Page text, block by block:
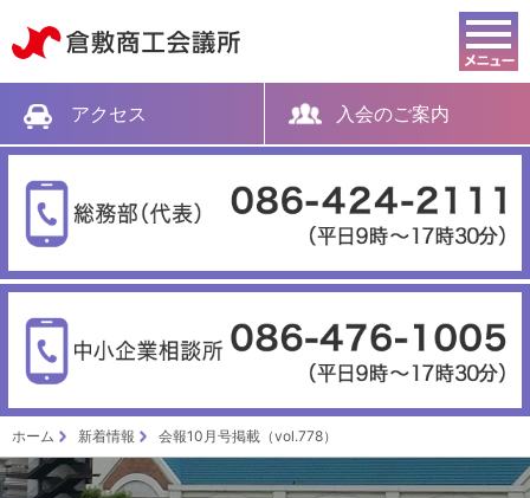
アクセス 入会のご案内
ホーム 新着情報 会報10月号掲載（vol.778）